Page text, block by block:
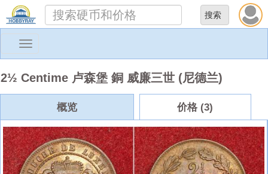
Toggle
2½ Centime 卢森堡 銅 威廉三世 (尼德兰)
概览 价格 (3)